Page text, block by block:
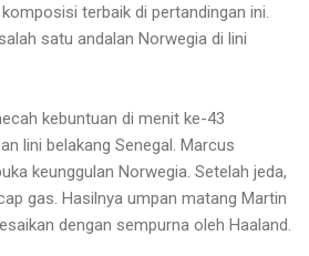
terbaik di pertandingan ini.
satu andalan Norwegia di lini
kebuntuan di menit ke-43
lini belakang Senegal. Marcus
keunggulan Norwegia. Setelah jeda,
gas. Hasilnya umpan matang Martin
dengan sempurna oleh Haaland.